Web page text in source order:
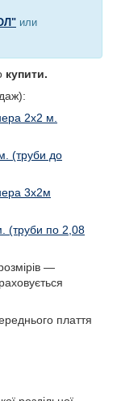
или
купити.
2х2 м.
(труби до
3х2м
(труби по 2,08
—
плаття